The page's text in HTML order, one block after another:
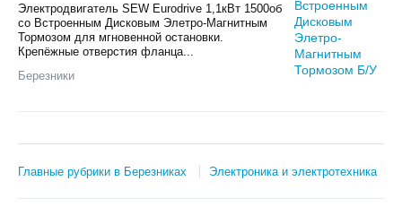
Электродвигатель SEW Eurodrive 1,1кВт 1500об
со Встроенным Дисковым Элетро-Магнитным
Тормозом для мгновенной остановки.
Крепёжные отверстия фланца...
Березники
Главные рубрики в Березниках Электроника и электротехника